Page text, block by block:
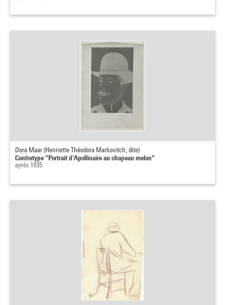
Dora Maar (Henriette Théodora Markovitch, dite)
Contretype "Portrait d'Apollinaire au chapeau melon"
après 1935